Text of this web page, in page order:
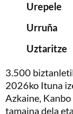
Urepele
Urruña
Uztaritze
3.500
2026ko Ituna
Azkaine,
tamaina dela